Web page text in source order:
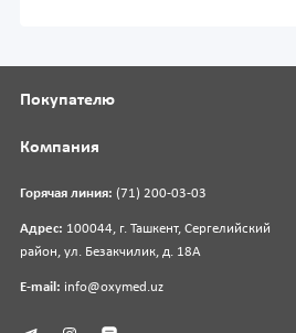
Горячая линия: (71) 200-03-03
Адрес: 100044, г. Ташкент, Сергелийский
район, ул. Безакчилик, д. 18А
E-mail: info@oxymed.uz
Покупателю
Компания